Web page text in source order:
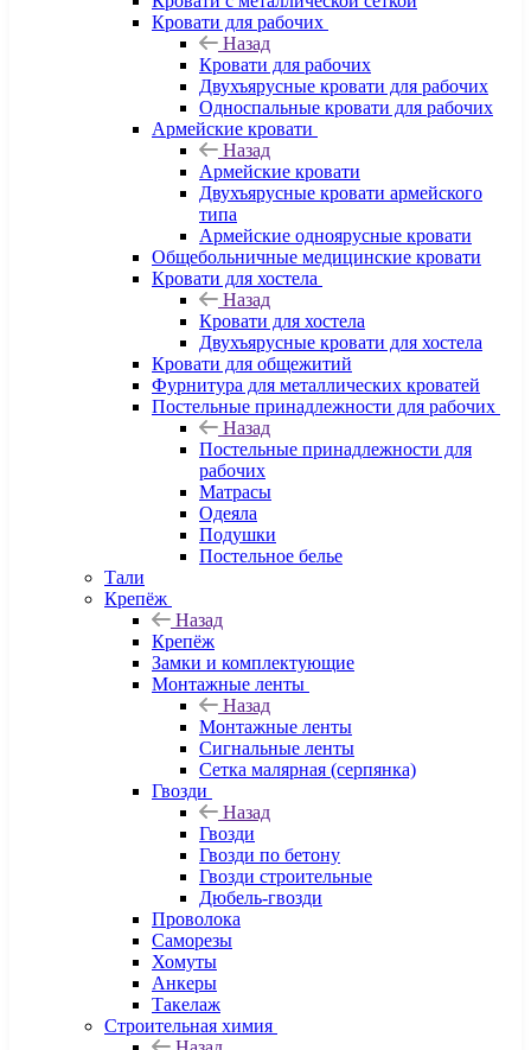
Кровати для рабочих
Назад
Кровати для рабочих
Двухъярусные кровати для рабочих
Односпальные кровати для рабочих
Армейские кровати
Назад
Армейские кровати
Двухъярусные кровати армейского
типа
Армейские одноярусные кровати
Общебольничные медицинские кровати
Кровати для хостела
Назад
Кровати для хостела
Двухъярусные кровати для хостела
Кровати для общежитий
Фурнитура для металлических кроватей
Постельные принадлежности для рабочих
Назад
Постельные принадлежности для
рабочих
Матрасы
Одеяла
Подушки
Постельное белье
Тали
Крепёж
Назад
Крепёж
Замки и комплектующие
Монтажные ленты
Назад
Монтажные ленты
Сигнальные ленты
Сетка малярная (серпянка)
Гвозди
Назад
Гвозди
Гвозди по бетону
Гвозди строительные
Дюбель-гвозди
Проволока
Саморезы
Хомуты
Анкеры
Такелаж
Строительная химия